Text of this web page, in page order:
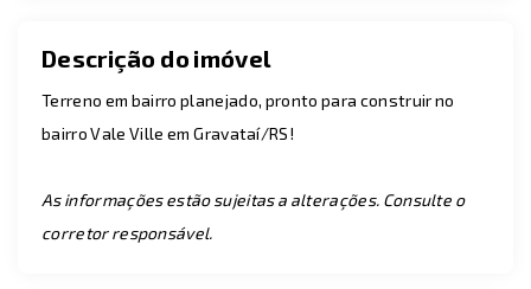
Descrição do imóvel
Terreno em bairro planejado, pronto para construir no
bairro Vale Ville em Gravataí/RS!
As informações estão sujeitas a alterações. Consulte o
corretor responsável.